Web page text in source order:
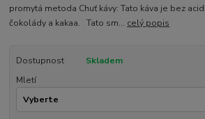
promytá metoda Chuť kávy: Tato káva je bez
čokolády a kakaa. Tato sm... celý popis
Dostupnost
Skladem
Mletí